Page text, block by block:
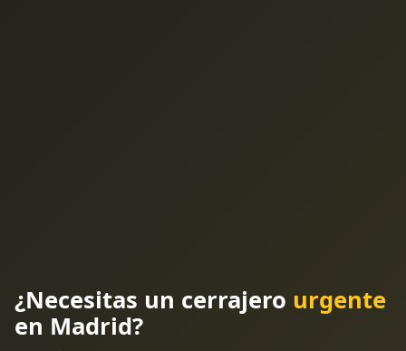
¿Necesitas un cerrajero urgente
en Madrid?